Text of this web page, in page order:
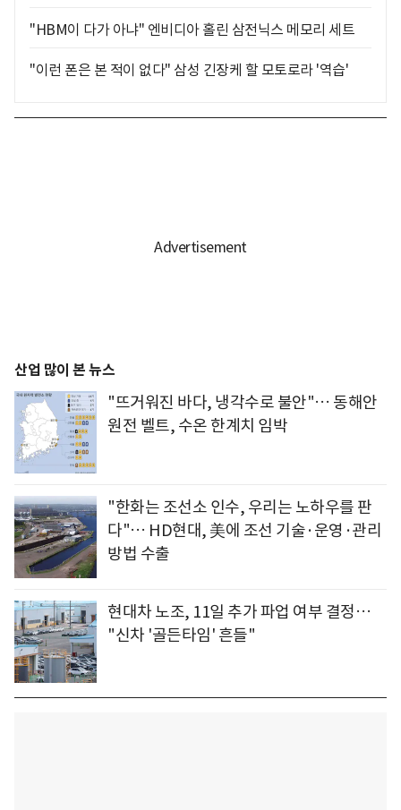
"HBM이 다가 아냐" 엔비디아 홀린 삼전닉스 메모리 세트
"이런 폰은 본 적이 없다" 삼성 긴장케 할 모토로라 '역습'
산업 많이 본 뉴스
"뜨거워진 바다, 냉각수로 불안"… 동해안
원전 벨트, 수온 한계치 임박
"한화는 조선소 인수, 우리는 노하우를 판
다"… HD현대, 美에 조선 기술·운영·관리
방법 수출
현대차 노조, 11일 추가 파업 여부 결정…
"신차 '골든타임' 흔들"